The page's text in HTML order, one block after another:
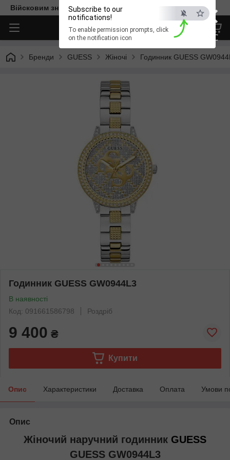
×
ESC
Subscribe to our
notifications!
To enable permission prompts, click
on the notification icon
Війсковим знижка -15%. Безкоштовна доставка
Бренди GUESS Жіночі Годинник GUESS
Годинник GUESS GW0944L3
В наявності
Код: 091661586798
Роздріб
9 400 ₴
Купити
Опис Характеристики Доставка Оплата Умови
Опис
Жіночий наручний годинник GUESS
GUESS GW0944L3